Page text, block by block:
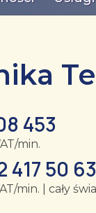
453
min.
417 50 63
min. | cały